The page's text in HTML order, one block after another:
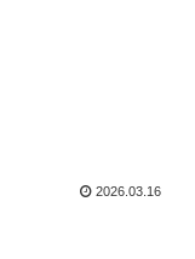
2026.03.16